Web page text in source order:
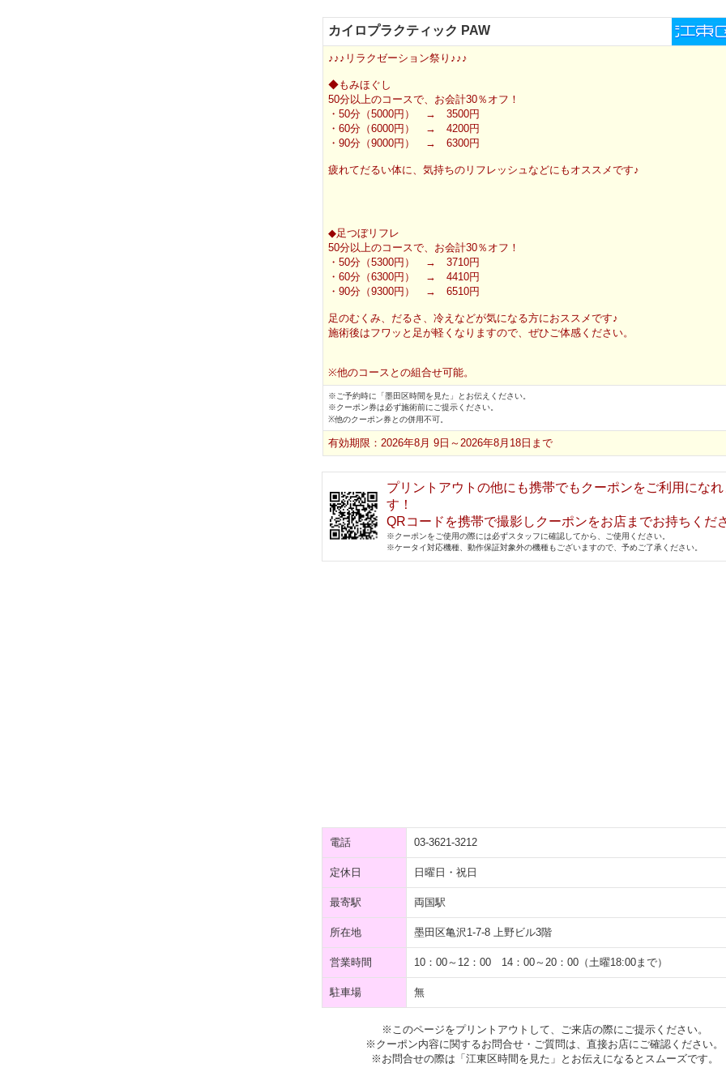
カイロプラクティック PAW
♪♪♪リラクゼーション祭り♪♪♪
◆もみほぐし
50分以上のコースで、お会計30％オフ！
・50分（5000円） → 3500円
・60分（6000円） → 4200円
・90分（9000円） → 6300円
疲れてだるい体に、気持ちのリフレッシュなどにもオススメです♪
◆足つぼリフレ
50分以上のコースで、お会計30％オフ！
・50分（5300円） → 3710円
・60分（6300円） → 4410円
・90分（9300円） → 6510円
足のむくみ、だるさ、冷えなどが気になる方におススメです♪
施術後はフワッと足が軽くなりますので、ぜひご体感ください。
※他のコースとの組合せ可能。
※ご予約時に「墨田区時間を見た」とお伝えください。
※クーポン券は必ず施術前にご提示ください。
※他のクーポン券との併用不可。
有効期限：2026年8月 9日～2026年8月18日まで
プリントアウトの他にも携帯でもクーポンをご利用になれ
す！
QRコードを携帯で撮影しクーポンをお店までお持ちくだ
※クーポンをご使用の際には必ずスタッフに確認してから、ご使用ください。
※ケータイ対応機種、動作保証対象外の機種もございますので、予めご了承ください。
電話 03-3621-3212
定休日 日曜日・祝日
最寄駅 両国駅
所在地 墨田区亀沢1-7-8 上野ビル3階
営業時間 10：00～12：00 14：00～20：00（土曜18:00まで）
駐車場 無
※このページをプリントアウトして、ご来店の際にご提示ください。
※クーポン内容に関するお問合せ・ご質問は、直接お店にご確認ください。
※お問合せの際は「江東区時間を見た」とお伝えになるとスムーズです。